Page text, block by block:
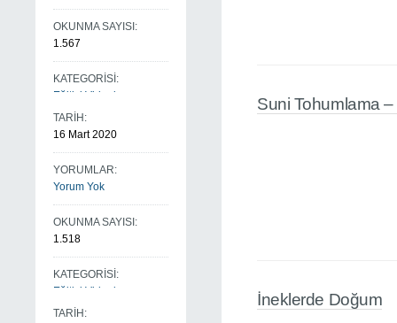
OKUNMA SAYISI:
1.567
KATEGORİSİ:
Eğitici Videolarım
TARİH:
16 Mart 2020
YORUMLAR:
Yorum Yok
OKUNMA SAYISI:
1.518
KATEGORİSİ:
Eğitici Videolarım
Suni Tohumlama –
TARİH:
İneklerde Doğum